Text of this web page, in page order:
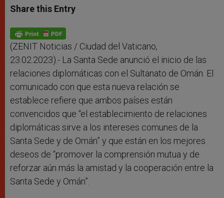
t
s
p
p
s
e
g
e
r
e
b
o
k
Share this Entry
(ZENIT Noticias / Ciudad del Vaticano,
23.02.2023).- La Santa Sede anunció el inicio de las
relaciones diplomáticas con el Sultanato de Omán. El
comunicado con que esta nueva relación se
establece refiere que ambos países están
convencidos que “el establecimiento de relaciones
diplomáticas sirve a los intereses comunes de la
Santa Sede y de Omán” y que están en los mejores
deseos de “promover la comprensión mutua y de
reforzar aún más la amistad y la cooperación entre la
Santa Sede y Omán”.